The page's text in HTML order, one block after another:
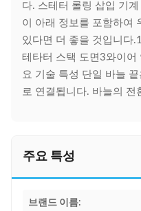
다. 스테터 롤링 삽입 기
이 아래 정보를 포함하여
있다면 더 좋을 것입니다
테타터 스택 도면3와이어
요 기술 특성 단일 바늘
로 연결됩니다. 바늘의 전
주요 특성
브랜드 이름: